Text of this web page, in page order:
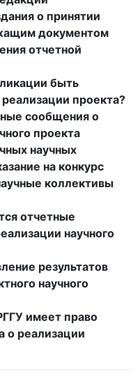
о принятии
документом
отчетной
быть
проекта?
сообщения о
проекта
научных
на конкурс
коллективы
отчетные
научного
результатов
научного
имеет право
о реализации